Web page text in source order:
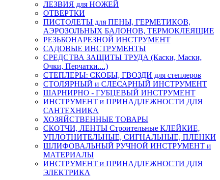
ЛЕЗВИЯ для НОЖЕЙ
ОТВЕРТКИ
ПИСТОЛЕТЫ для ПЕНЫ, ГЕРМЕТИКОВ,
АЭРОЗОЛЬНЫХ БАЛОНОВ, ТЕРМОКЛЕЯЩИЕ
РЕЗЬБОНАРЕЗНОЙ ИНСТРУМЕНТ
САДОВЫЕ ИНСТРУМЕНТЫ
СРЕДСТВА ЗАЩИТЫ ТРУДА (Каски, Маски,
Очки, Перчатки....)
СТЕПЛЕРЫ: СКОБЫ, ГВОЗДИ для степлеров
СТОЛЯРНЫЙ и СЛЕСАРНЫЙ ИНСТРУМЕНТ
ШАРНИРНО - ГУБЦЕВЫЙ ИНСТРУМЕНТ
ИНСТРУМЕНТ и ПРИНАДЛЕЖНОСТИ ДЛЯ
САНТЕХНИКА
ХОЗЯЙСТВЕННЫЕ ТОВАРЫ
СКОТЧИ, ЛЕНТЫ Строительные КЛЕЙКИЕ,
УПЛОТНИТЕЛЬНЫЕ, СИГНАЛЬНЫЕ, ПЛЕНКИ
ШЛИФОВАЛЬНЫЙ РУЧНОЙ ИНСТРУМЕНТ и
МАТЕРИАЛЫ
ИНСТРУМЕНТ и ПРИНАДЛЕЖНОСТИ ДЛЯ
ЭЛЕКТРИКА